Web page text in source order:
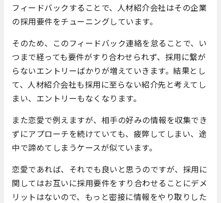
フィードバックすることで、人材紹介会社はその企業
の採用要件をチューニングしています。
そのため、このフィードバック連絡を怠ることで、い
つまで経っても要件がすり合わせられず、採用に繋が
らないエントリーばかりが増えていきます。結果とし
て、人材紹介会社も採用に至らない紹介先と考えてし
まい、エントリーもなくなります。
また恋愛で例えますが、相手の好みの情報を収集でき
ずにアプローチを続けていても、疲弊してしまい、途
中で諦めてしまうケースが似ています。
恋愛であれば、それでも良いと思うのですが、採用に
関してはお互いに採用要件をすり合わせることにデメ
リットはないので、もっと密接に情報をやり取りした